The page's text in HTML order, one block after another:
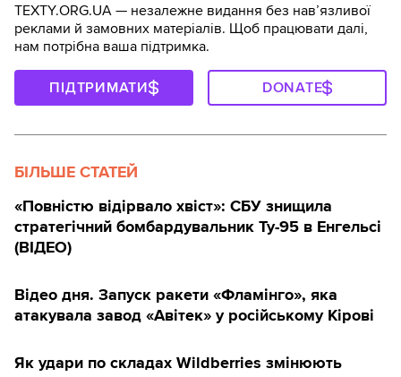
TEXTY.ORG.UA — незалежне видання без навʼязливої
реклами й замовних матеріалів. Щоб працювати далі,
нам потрібна ваша підтримка.
ПІДТРИМАТИ DONATE
БІЛЬШЕ СТАТЕЙ
«Повністю відірвало хвіст»: СБУ знищила
стратегічний бомбардувальник Ту-95 в Енгельсі
(ВІДЕО)
Відео дня. Запуск ракети «Фламінго», яка
атакувала завод «Авітек» у російському Кірові
Як удари по складах Wildberries змінюють